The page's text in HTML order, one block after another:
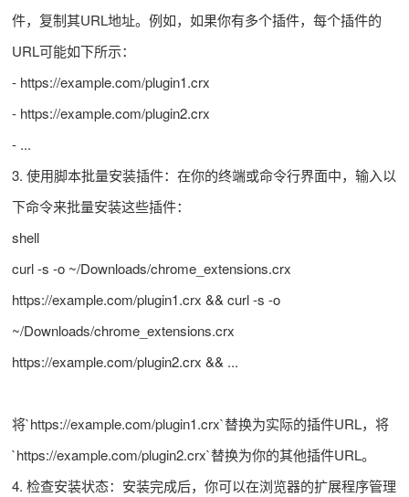
件，复制其URL地址。例如，如果你有多个插件，每个插件的
URL可能如下所示：
- https://example.com/plugin1.crx
- https://example.com/plugin2.crx
- ...
3. 使用脚本批量安装插件：在你的终端或命令行界面中，输入以
下命令来批量安装这些插件：
shell
curl -s -o ~/Downloads/chrome_extensions.crx
https://example.com/plugin1.crx && curl -s -o
~/Downloads/chrome_extensions.crx
https://example.com/plugin2.crx && ...
将`https://example.com/plugin1.crx`替换为实际的插件URL，将
`https://example.com/plugin2.crx`替换为你的其他插件URL。
4. 检查安装状态：安装完成后，你可以在浏览器的扩展程序管理